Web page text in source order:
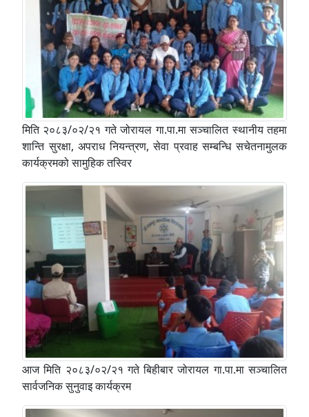
मिति २०८३/०२/२१ गते जोरायल गा.पा.मा सञ्चालित स्थानीय तहमा
शान्ति सुरक्षा, अपराध नियन्त्रण, सेवा प्रवाह सम्बन्धि सचेतनामुलक
कार्यक्रमको सामुहिक तस्विर
आज मिति २०८३/०२/२१ गते बिहीबार जोरायल गा.पा.मा सञ्चालित
सार्वजनिक सुनुवाइ कार्यक्रम